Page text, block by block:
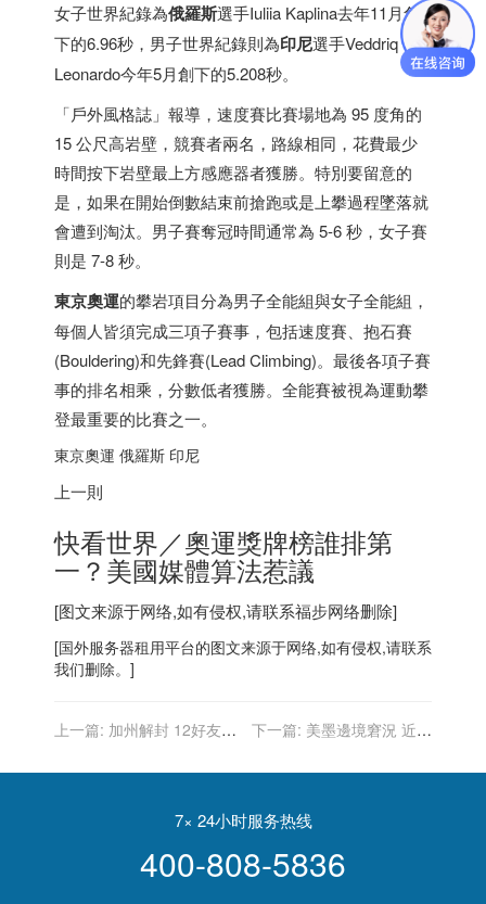
女子世界紀錄為俄羅斯選手Iuliia Kaplina去年11月創
下的6.96秒，男子世界紀錄則為印尼選手Veddriq
Leonardo今年5月創下的5.208秒。
「戶外風格誌」報導，速度賽比賽場地為 95 度角的
15 公尺高岩壁，競賽者兩名，路線相同，花費最少
時間按下岩壁最上方感應器者獲勝。特別要留意的
是，如果在開始倒數結束前搶跑或是上攀過程墜落就
會遭到淘汰。男子賽奪冠時間通常為 5-6 秒，女子賽
則是 7-8 秒。
東京奧運的攀岩項目分為男子全能組與女子全能組，
每個人皆須完成三項子賽事，包括速度賽、抱石賽
(Bouldering)和先鋒賽(Lead Climbing)。最後各項子賽
事的排名相乘，分數低者獲勝。全能賽被視為運動攀
登最重要的比賽之一。
東京奧運 俄羅斯 印尼
上一則
快看世界／奧運獎牌榜誰排第
一？美國媒體算法惹議
[图文来源于网络,如有侵权,请联系福步网络删除]
[国外服务器租用平台的图文来源于网络,如有侵权,请联系
我们删除。]
上一篇: 加州解封 12好友聚
下一篇: 美墨邊境窘況 近千
7× 24小时服务热线
400-808-5836